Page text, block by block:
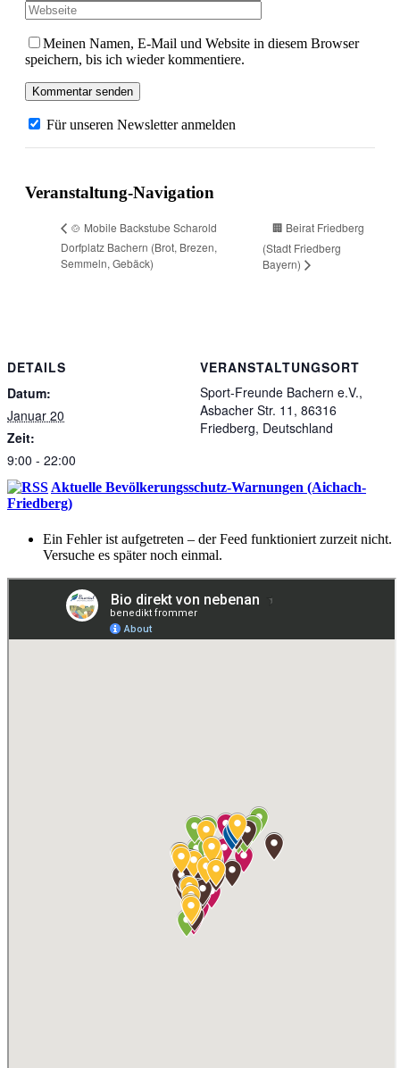
Meinen Namen, E-Mail und Website in diesem Browser
speichern, bis ich wieder kommentiere.
Für unseren Newsletter anmelden
Veranstaltung-Navigation
🍲 Mobile Backstube Scharold
Dorfplatz Bachern (Brot, Brezen,
Semmeln, Gebäck)
🏢 Beirat Friedberg
(Stadt Friedberg
Bayern)
DETAILS
Datum:
Januar 20
Zeit:
9:00 - 22:00
VERANSTALTUNGSORT
Sport-Freunde Bachern e.V.,
Asbacher Str. 11, 86316
Friedberg, Deutschland
Aktuelle Bevölkerungsschutz-Warnungen (Aichach-
Friedberg)
Ein Fehler ist aufgetreten – der Feed funktioniert zurzeit nicht.
Versuche es später noch einmal.